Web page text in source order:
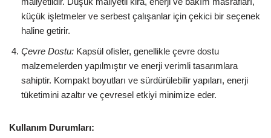
küçük işletmeler ve serbest çalışanlar için çekici bir seçenek
haline getirir.
Çevre Dostu: Kapsül ofisler, genellikle çevre dostu
malzemelerden yapılmıştır ve enerji verimli tasarımlara
sahiptir. Kompakt boyutları ve sürdürülebilir yapıları, enerji
tüketimini azaltır ve çevresel etkiyi minimize eder.
Kullanım Durumları: